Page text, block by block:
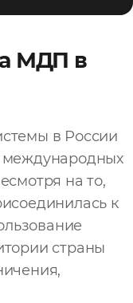
МДП в
в России
международных
на то,
к
страны